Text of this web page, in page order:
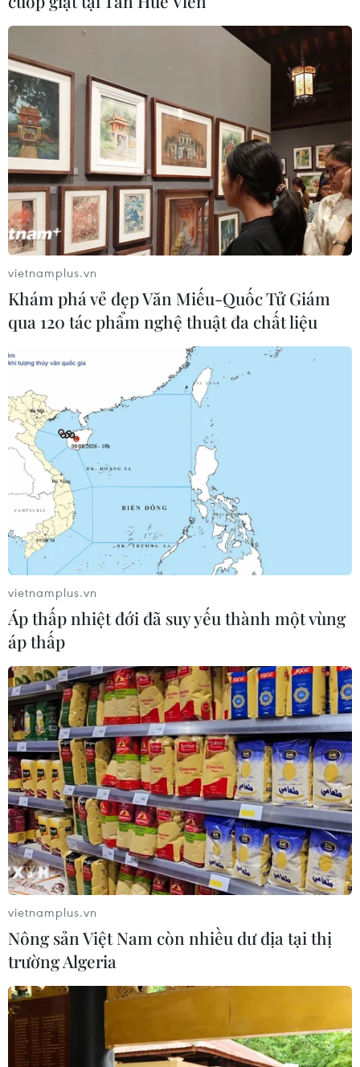
TIN LIÊN QUAN
Hàng thủ U19 Nhật Bản đã làm gì để ngăn
10/09/2014 02:41
Những hậu vệ U19 Nhật Bản đã làm mọi thứ có thể để
ngăn cản Công Phượng và các đồng đội trong trận đấu
thứ hai của U19 Việt Nam trên sân Mỹ Đình tối qua.
Tổng hợp những kiệt tác rê bóng của Công
Phượng trước Nhật Bản
10/09/2014 00:15
Số 10 của U19 Việt Nam cũng ít khi đột phá từ cánh mà
thường chọn giải pháp đi bóng từ trung lộ. Đó thực sự là
một lối đi bóng liều lĩnh và hiếm thấy.
vietnamplus.vn
Khám phá vẻ đẹp Văn Miếu-Quốc Tử Giám
qua 120 tác phẩm nghệ thuật đa chất liệu
vietnamplus.vn
Áp thấp nhiệt đới đã suy yếu thành một vùng
áp thấp
vietnamplus.vn
Nông sản Việt Nam còn nhiều dư địa tại thị
trường Algeria